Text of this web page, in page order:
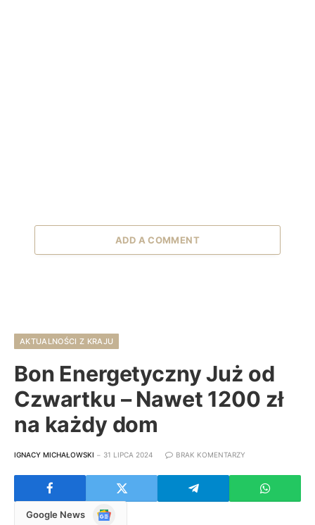
ADD A COMMENT
AKTUALNOŚCI Z KRAJU
Bon Energetyczny Już od
Czwartku – Nawet 1200 zł
na każdy dom
IGNACY MICHAŁOWSKI 31 LIPCA 2024 BRAK KOMENTARZY
Google News
Google